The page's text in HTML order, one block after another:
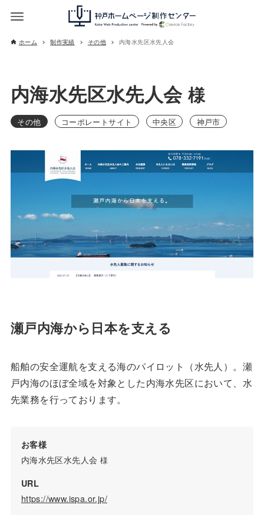
ホーム 制作実績 その他 内海水先区水先人会
内海水先区水先人会 様
その他 コーポレートサイト 中央区 神戸市
瀬戸内海から日本を支える
船舶の安全運航を支える海のパイロット（水先人）。瀬
戸内海のほぼ全域を対象とした内海水先区において、水
先業務を行っております。
お客様
内海水先区水先人会 様
URL
https://www.ispa.or.jp/